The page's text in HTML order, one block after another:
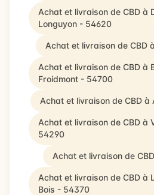
Achat et livraison de CBD à
Longuyon - 54620
Achat et livraison de CBD
Achat et livraison de CBD à
Froidmont - 54700
Achat et livraison de CBD
Achat et livraison de CBD à
54290
Achat et livraison de
Achat et livraison de CBD à
Bois - 54370